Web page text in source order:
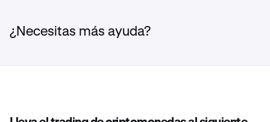
¿Necesitas más ayuda?